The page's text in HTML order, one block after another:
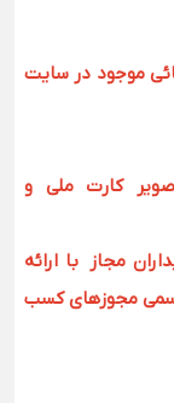
موجود در سایت
کارت ملی و
مجاز با ارائه
مجوزهای کسب